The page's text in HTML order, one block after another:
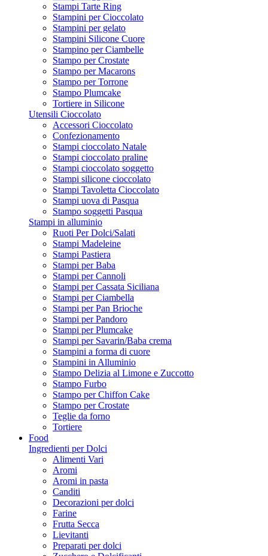
Stampi Tarte Ring
Stampini per Cioccolato
Stampini per gelato
Stampini Silicone Cuore
Stampino per Ciambelle
Stampo per Crostate
Stampo per Macarons
Stampo per Torrone
Stampo Plumcake
Tortiere in Silicone
Utensili Cioccolato
Accessori Cioccolato
Confezionamento
Stampi cioccolato Natale
Stampi cioccolato praline
Stampi cioccolato soggetto
Stampi silicone cioccolato
Stampi Tavoletta Cioccolato
Stampi uova di Pasqua
Stampo soggetti Pasqua
Stampi in alluminio
Ruoti Per Dolci/Salati
Stampi Madeleine
Stampi Pastiera
Stampi per Baba
Stampi per Cannoli
Stampi per Cassata Siciliana
Stampi per Ciambella
Stampi per Pan Brioche
Stampi per Pandoro
Stampi per Plumcake
Stampi per Savarin/Baba crema
Stampini a forma di cuore
Stampini in Alluminio
Stampo Delizia al Limone e Zuccotto
Stampo Furbo
Stampo per Chiffon Cake
Stampo per Crostate
Teglie da forno
Tortiere
Food
Ingredienti per Dolci
Alimenti Vari
Aromi
Aromi in pasta
Canditi
Decorazioni per dolci
Farine
Frutta Secca
Lievitanti
Preparati per dolci